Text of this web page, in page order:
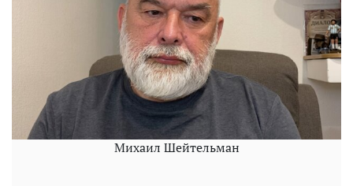
Михаил Шейтельман